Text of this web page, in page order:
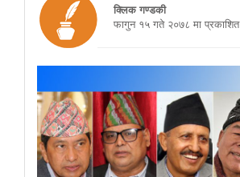
क्लिक गण्डकी
फागुन १५ गते २०७८ मा प्रकाशित